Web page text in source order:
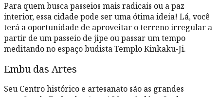
Para quem busca passeios mais radicais ou a paz
interior, essa cidade pode ser uma ótima ideia! Lá, você
terá a oportunidade de aproveitar o terreno irregular a
partir de um passeio de jipe ou passar um tempo
meditando no espaço budista Templo Kinkaku-Ji.
Embu das Artes
Seu Centro histórico e artesanato são as grandes